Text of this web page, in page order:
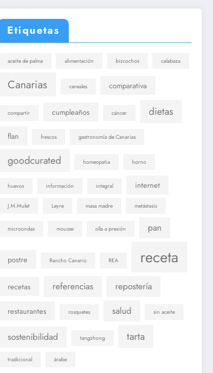
Etiquetas
aceite de palma alimentación bizcochos calabaza
Canarias cereales comparativa
compartir cumpleaños cáncer dietas
flan frescos gastronomía de Canarias
goodcurated homeopatia horno
huevos información integral internet
J.M.Mulet Leyre masa madre metástasis
microondas mousse olla a presión pan
postre Rancho Canario REA receta
recetas referencias repostería
restaurantes rosquetes salud sin aceite
sostenibilidad tangzhong tarta
tradicional árabe